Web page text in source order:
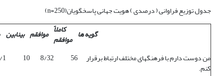
جدول توزیع فراوانی ( درصدی ) هویت جهانی پاسخگویان(n=250)
گویه ها
کاملاً
موافقم موافقم بینابین
من دوست دارم با فرهنگ­های مختلف ارتباط برقرار
کنم.
56
8/32
10